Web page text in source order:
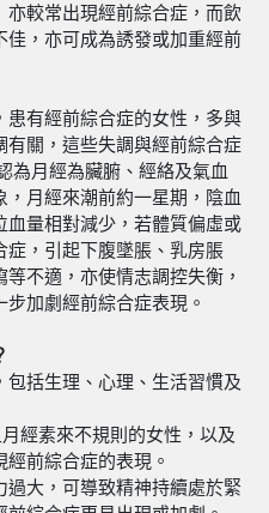
亦較常出現經前綜合症，而飲
，亦可成為誘發或加重經前
有經前綜合症的女性，多與
有關，這些失調與經前綜合症
為月經為臟腑、經絡及氣血
月經來潮前約一星期，陰血
血量相對減少，若體質偏虛或
症，引起下腹墜脹、乳房脹
不適，亦使情志調控失衡，
加劇經前綜合症表現。
括生理、心理、生活習慣及
經素來不規則的女性，以及
前綜合症的表現。
大，可導致精神持續處於緊